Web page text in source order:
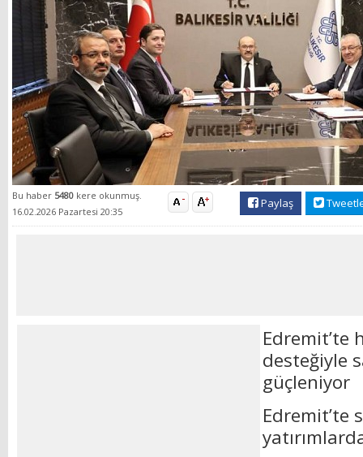
Bu haber 5480 kere okunmuş.
16.02.2026 Pazartesi 20:35
Paylaş
Edremit’te
desteğiyle
güçleniyor
Edremit’te